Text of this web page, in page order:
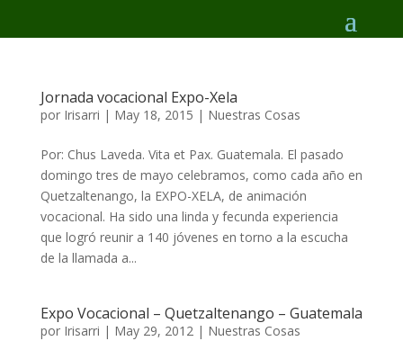
Jornada vocacional Expo-Xela
por Irisarri | May 18, 2015 | Nuestras Cosas
Por: Chus Laveda. Vita et Pax. Guatemala. El pasado
domingo tres de mayo celebramos, como cada año en
Quetzaltenango, la EXPO-XELA, de animación
vocacional. Ha sido una linda y fecunda experiencia
que logró reunir a 140 jóvenes en torno a la escucha
de la llamada a...
Expo Vocacional – Quetzaltenango – Guatemala
por Irisarri | May 29, 2012| Nuestras Cosas